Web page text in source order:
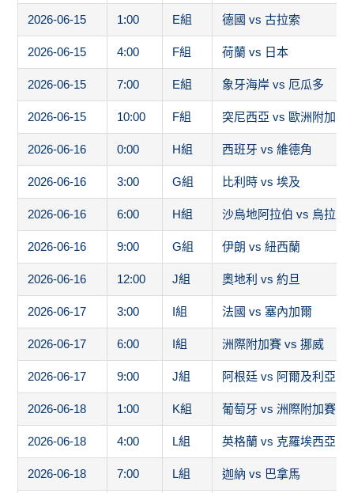
2026-06-15 1:00 E組 德國 vs 古拉索
2026-06-15 4:00 F組 荷蘭 vs 日本
2026-06-15 7:00 E組 象牙海岸 vs 厄瓜多
2026-06-15 10:00 F組 突尼西亞 vs 歐洲附加賽
2026-06-16 0:00 H組 西班牙 vs 維德角
2026-06-16 3:00 G組 比利時 vs 埃及
2026-06-16 6:00 H組 沙烏地阿拉伯 vs 烏拉圭
2026-06-16 9:00 G組 伊朗 vs 紐西蘭
2026-06-16 12:00 J組 奧地利 vs 約旦
2026-06-17 3:00 I組 法國 vs 塞內加爾
2026-06-17 6:00 I組 洲際附加賽 vs 挪威
2026-06-17 9:00 J組 阿根廷 vs 阿爾及利亞
2026-06-18 1:00 K組 葡萄牙 vs 洲際附加賽1
2026-06-18 4:00 L組 英格蘭 vs 克羅埃西亞
2026-06-18 7:00 L組 迦納 vs 巴拿馬